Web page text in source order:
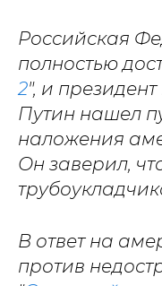
Российская
полностью
2", и
Путин нашел
наложения
Он заверил,
В ответ на
против